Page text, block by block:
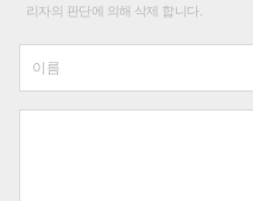
리자의 판단에 의해 삭제 합니다.